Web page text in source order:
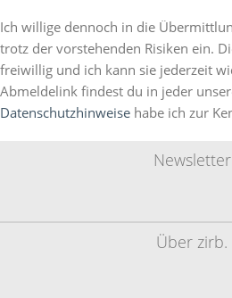
Ich willige dennoch in die
trotz der vorstehenden Risiken ein.
freiwillig und ich kann sie jederzeit
Abmeldelink findest du in jeder
Datenschutzhinweise habe ich zur
Über zirb.
Newsletter